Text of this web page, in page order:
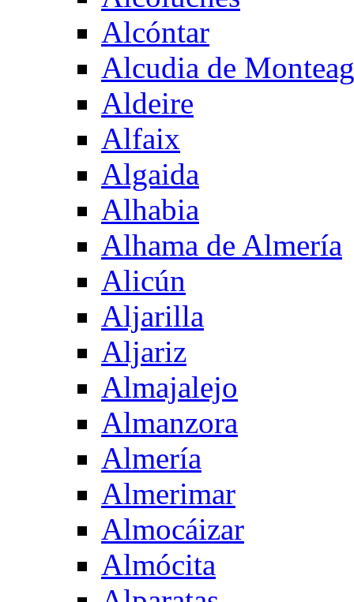
Alcóntar
Alcudia de
Aldeire
Alfaix
Algaida
Alhabia
Alhama de Almería
Alicún
Aljarilla
Aljariz
Almajalejo
Almanzora
Almería
Almerimar
Almocáizar
Almócita